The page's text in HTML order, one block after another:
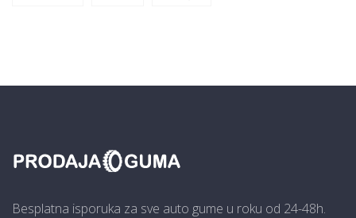
Besplatna isporuka za sve auto gume u roku od 24-48h.